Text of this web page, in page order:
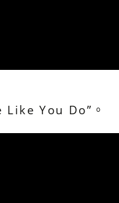
You Do”。